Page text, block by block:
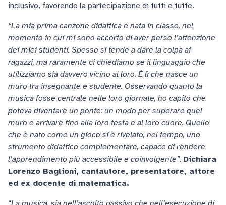
inclusivo, favorendo la partecipazione di tutti e tutte.
“La mia prima canzone didattica è nata in classe, nel
momento in cui mi sono accorto di aver perso l’attenzione
dei miei studenti. Spesso si tende a dare la colpa ai
ragazzi, ma raramente ci chiediamo se il linguaggio che
utilizziamo sia davvero vicino al loro. È lì che nasce un
muro tra insegnante e studente. Osservando quanto la
musica fosse centrale nelle loro giornate, ho capito che
poteva diventare un ponte: un modo per superare quel
muro e arrivare fino alla loro testa e al loro cuore. Quello
che è nato come un gioco si è rivelato, nel tempo, uno
strumento didattico complementare, capace di rendere
l’apprendimento più accessibile e coinvolgente”. Dichiara
Lorenzo Baglioni, cantautore, presentatore, attore
ed ex docente di matematica.